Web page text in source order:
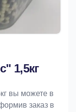
1,5кг
вы можете в
заказ в